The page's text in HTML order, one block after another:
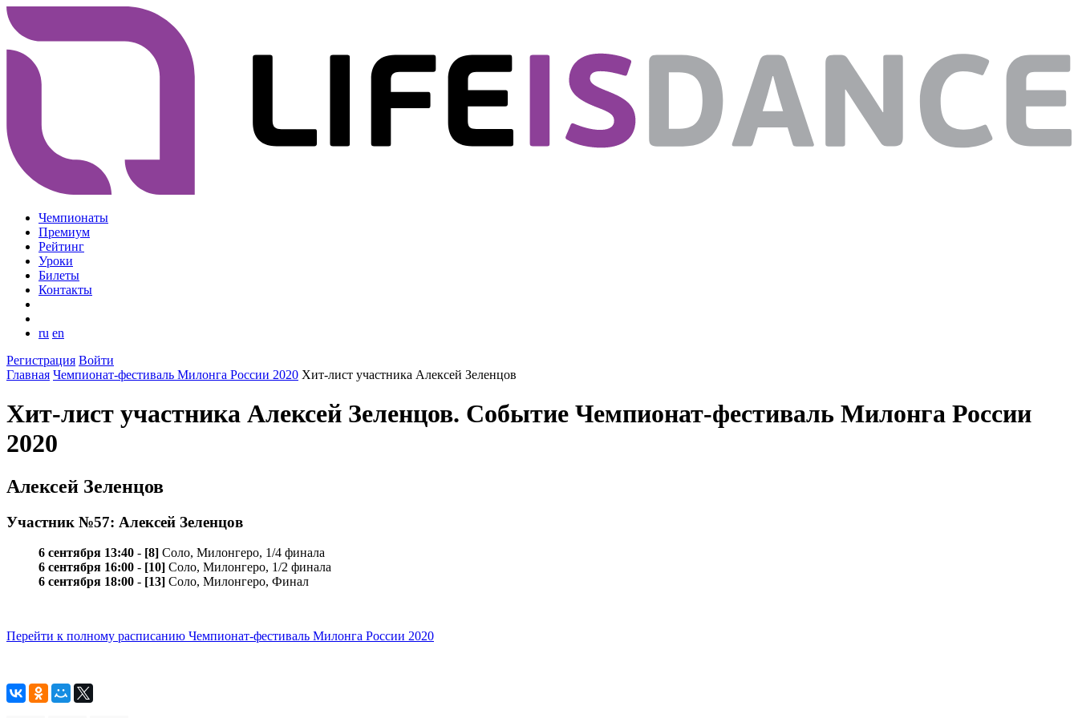
Чемпионаты
Премиум
Рейтинг
Уроки
Билеты
Контакты
ru en
Регистрация Войти
Главная Чемпионат-фестиваль Милонга России 2020 Хит-лист участника Алексей Зеленцов
Хит-лист участника Алексей Зеленцов. Событие Чемпионат-фестиваль Милонга России
2020
Алексей Зеленцов
Участник №57: Алексей Зеленцов
6 сентября 13:40 - [8] Соло, Милонгеро, 1/4 финала
6 сентября 16:00 - [10] Соло, Милонгеро, 1/2 финала
6 сентября 18:00 - [13] Соло, Милонгеро, Финал
Перейти к полному расписанию Чемпионат-фестиваль Милонга России 2020